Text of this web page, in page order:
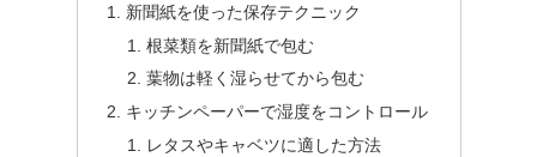
新聞紙を使った保存テクニック
根菜類を新聞紙で包む
葉物は軽く湿らせてから包む
キッチンペーパーで湿度をコントロール
レタスやキャベツに適した方法